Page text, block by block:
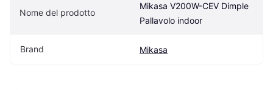
Nome del prodotto
Mikasa V200W-CEV Dimple
Pallavolo indoor
Brand Mikasa